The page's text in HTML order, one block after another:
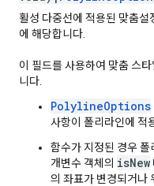
활성 다중선에 적용된 맞춤설
에 해당합니다.
이 필드를 사용하여 맞춤 스
니다.
PolylineOptions
사항이 폴리라인에 적
함수가 지정된 경우
개변수 객체의 isNew
의 좌표가 변경되거나